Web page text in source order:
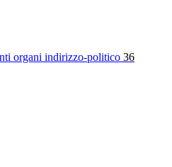
organi indirizzo-politico 36